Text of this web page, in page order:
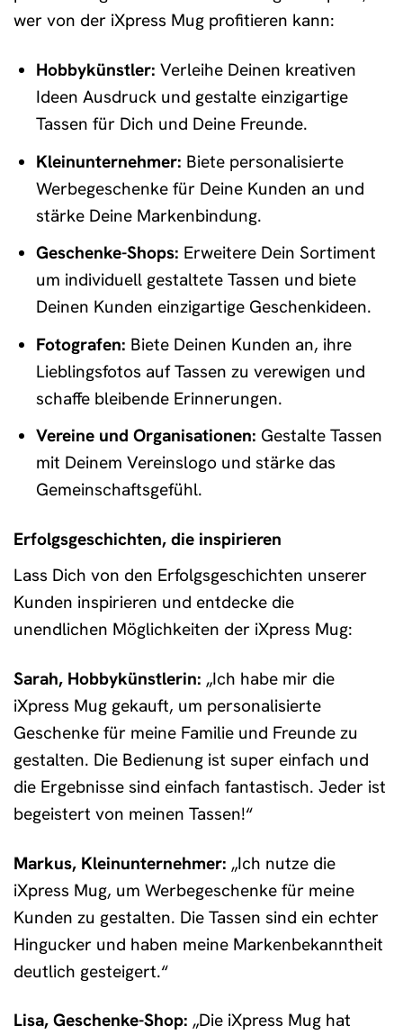
wer von der iXpress Mug profitieren kann:
Hobbykünstler: Verleihe Deinen kreativen
Ideen Ausdruck und gestalte einzigartige
Tassen für Dich und Deine Freunde.
Kleinunternehmer: Biete personalisierte
Werbegeschenke für Deine Kunden an und
stärke Deine Markenbindung.
Geschenke-Shops: Erweitere Dein Sortiment
um individuell gestaltete Tassen und biete
Deinen Kunden einzigartige Geschenkideen.
Fotografen: Biete Deinen Kunden an, ihre
Lieblingsfotos auf Tassen zu verewigen und
schaffe bleibende Erinnerungen.
Vereine und Organisationen: Gestalte Tassen
mit Deinem Vereinslogo und stärke das
Gemeinschaftsgefühl.
Erfolgsgeschichten, die inspirieren
Lass Dich von den Erfolgsgeschichten unserer
Kunden inspirieren und entdecke die
unendlichen Möglichkeiten der iXpress Mug:
Sarah, Hobbykünstlerin: „Ich habe mir die
iXpress Mug gekauft, um personalisierte
Geschenke für meine Familie und Freunde zu
gestalten. Die Bedienung ist super einfach und
die Ergebnisse sind einfach fantastisch. Jeder ist
begeistert von meinen Tassen!“
Markus, Kleinunternehmer: „Ich nutze die
iXpress Mug, um Werbegeschenke für meine
Kunden zu gestalten. Die Tassen sind ein echter
Hingucker und haben meine Markenbekanntheit
deutlich gesteigert.“
Lisa, Geschenke-Shop: „Die iXpress Mug hat